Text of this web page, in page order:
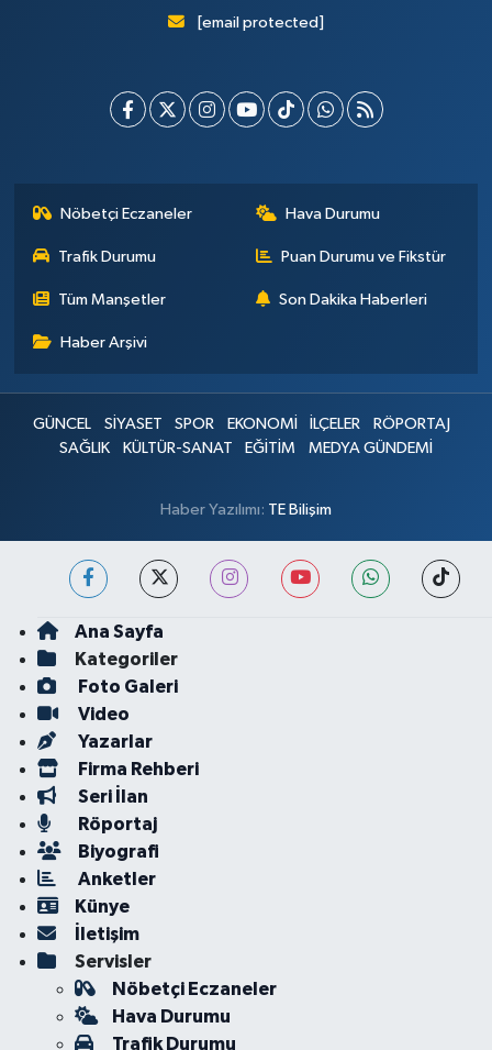
[email protected]
Nöbetçi Eczaneler Hava Durumu
Trafik Durumu Puan Durumu ve Fikstür
Tüm Manşetler Son Dakika Haberleri
Haber Arşivi
GÜNCEL SİYASET SPOR EKONOMİ İLÇELER
RÖPORTAJ
SAĞLIK
KÜLTÜR-SANAT EĞİTİM MEDYA GÜNDEMİ
Haber Yazılımı: TE Bilişim
Ana Sayfa
Kategoriler
Foto Galeri
Video
Yazarlar
Firma Rehberi
Seri İlan
Röportaj
Biyografi
Anketler
Künye
İletişim
Servisler
Nöbetçi Eczaneler
Hava Durumu
Trafik Durumu